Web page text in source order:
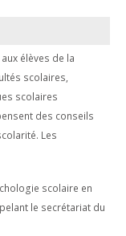
élèves de la
scolaires,
scolaires
des conseils
Les
scolaire en
le secrétariat du